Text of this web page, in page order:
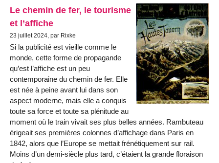
Le chemin de fer, le tourisme
et l’affiche
23 juillet 2024, par Rixke
Si la publicité est vieille comme le
monde, cette forme de propagande
qu’est l’affiche est un peu
contemporaine du chemin de fer. Elle
est née à peine avant lui dans son
aspect moderne, mais elle a conquis
toute sa force et toute sa plénitude au
moment où le train vivait ses plus belles années. Rambuteau
érigeait ses premières colonnes d’affichage dans Paris en
1842, alors que l’Europe se mettait frénétiquement sur rail.
Moins d’un demi-siècle plus tard, c’étaient la grande floraison